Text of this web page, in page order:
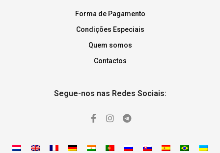
Forma de Pagamento
Condições Especiais
Quem somos
Contactos
Segue-nos nas Redes Sociais: